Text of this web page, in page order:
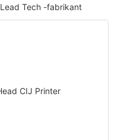
Lead Tech -fabrikant